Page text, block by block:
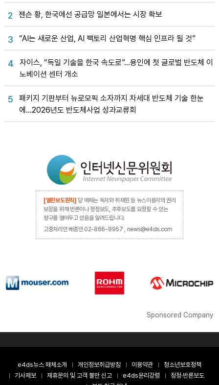
2 젠슨 황, 한국에선 공급망 일본에서는 시장 확보
3 “AI는 새로운 산업, AI 팩토리 산업혁명 핵심 인프라 될 것”
4
자이스, “독일 기술을 한국 속도로”…용인에 첫 글로벌 반도체 이
노베이션 센터 개소
5
패키지 기판부터 뉴로모픽 소자까지 차세대 반도체 기술 한눈
에…2026년도 반도체사업 성과교류회
[열린보도원칙] 당 매체는 독자와 취재원 등 뉴스이용자의 권리
보장을 위해 반론이나 정정보도, 추후보도를 요청할 수 있는
창구를 열어두고 있음을 알려드립니다.
고충처리인 배종인 02-866-9957 , news@e4ds.com
Sponsored Company
e4ds뉴스 매체소개 개인정보취급방침 이용약관
청소년보호정책
기사제보
제휴문의 및 고객 불만 신고 e4ds윤리강령
정정·반론보도